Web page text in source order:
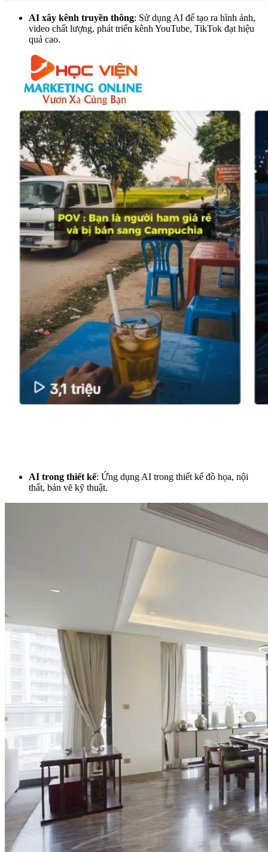
AI xây kênh truyền thông: Sử dụng AI để tạo ra hình ảnh,
video chất lượng, phát triển kênh YouTube, TikTok đạt hiệu
quả cao.
AI trong thiết kế: Ứng dụng AI trong thiết kế đồ họa, nội
thất, bản vẽ kỹ thuật.